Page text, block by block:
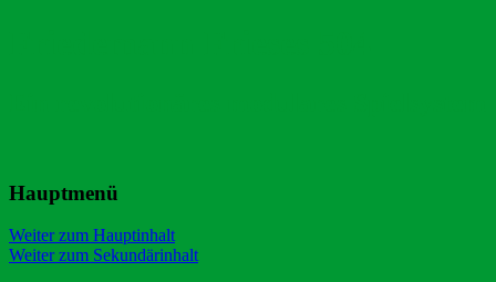
Hauptmenü
Weiter zum Hauptinhalt
Weiter zum Sekundärinhalt